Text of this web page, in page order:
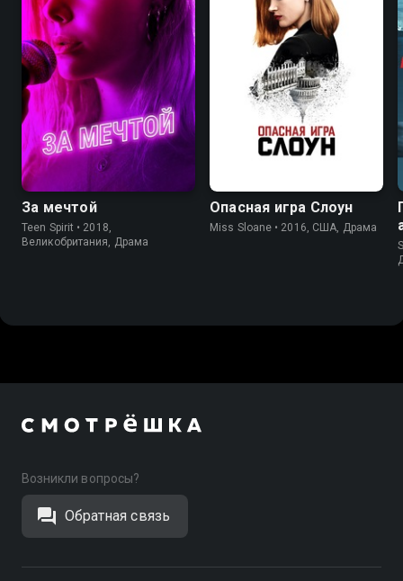
За мечтой
Teen Spirit • 2018,
Великобритания, Драма
Опасная игра Слоун
Miss Sloane • 2016, США, Драма
Возникли вопросы?
Обратная связь